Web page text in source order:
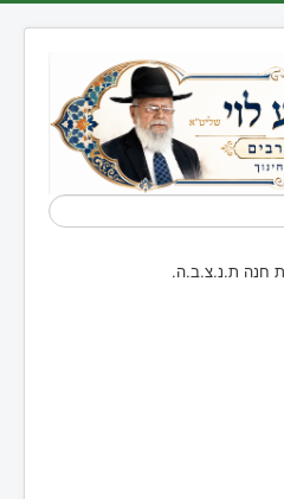
חנה ת.נ.צ.ב.ה.